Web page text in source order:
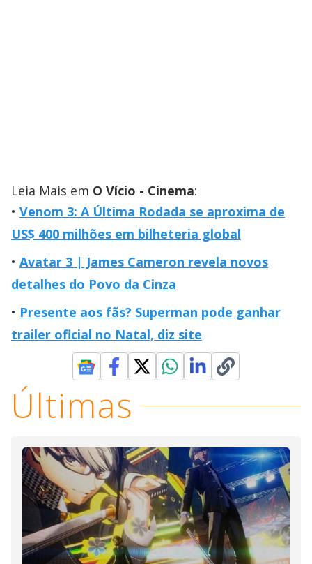
Leia Mais em O Vício - Cinema:
Venom 3: A Última Rodada se aproxima de
US$ 400 milhões em bilheteria global
Avatar 3 | James Cameron revela novos
detalhes do Povo da Cinza
Presente aos fãs? Superman pode ganhar
trailer oficial no Natal, diz site
Últimas